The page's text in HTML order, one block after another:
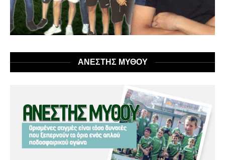
ΑΝΕΣΤΗΣ ΜΥΘΟΥ